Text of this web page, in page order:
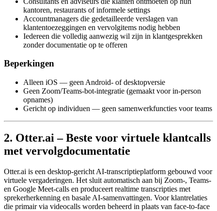
kantoren, restaurants of informele settings
Accountmanagers die gedetailleerde verslagen van
klantentoezeggingen en vervolgitems nodig hebben
Iedereen die volledig aanwezig wil zijn in klantgesprekken
zonder documentatie op te offeren
Beperkingen
Alleen iOS — geen Android- of desktopversie
Geen Zoom/Teams-bot-integratie (gemaakt voor in-person
opnames)
Gericht op individuen — geen samenwerkfuncties voor teams
2. Otter.ai – Beste voor virtuele klantcalls
met vervolgdocumentatie
Otter.ai is een desktop-gericht AI-transcriptieplatform gebouwd voor
virtuele vergaderingen. Het sluit automatisch aan bij Zoom-, Teams-
en Google Meet-calls en produceert realtime transcripties met
sprekerherkenning en basale AI-samenvattingen. Voor klantrelaties
die primair via videocalls worden beheerd in plaats van face-to-face